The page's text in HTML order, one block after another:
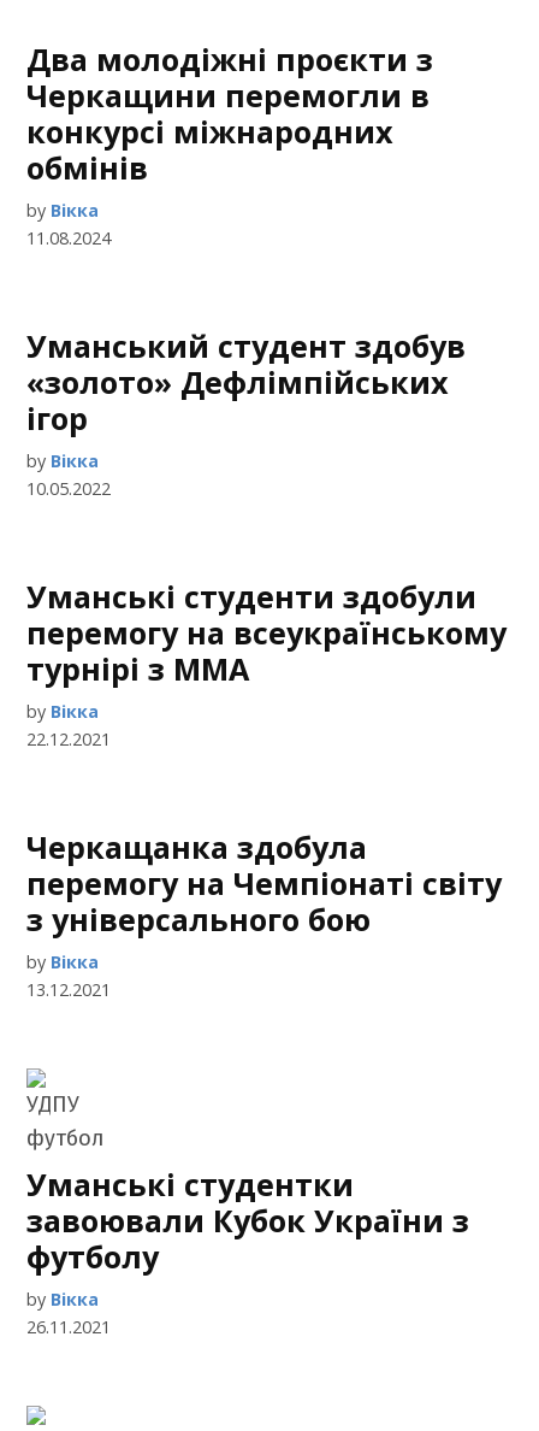
Два молодіжні проєкти з
Черкащини перемогли в
конкурсі міжнародних
обмінів
by Вікка
11.08.2024
Уманський студент здобув
«золото» Дефлімпійських
ігор
by Вікка
10.05.2022
Уманські студенти здобули
перемогу на всеукраїнському
турнірі з ММА
by Вікка
22.12.2021
Черкащанка здобула
перемогу на Чемпіонаті світу
з універсального бою
by Вікка
13.12.2021
Уманські студентки
завоювали Кубок України з
футболу
by Вікка
26.11.2021